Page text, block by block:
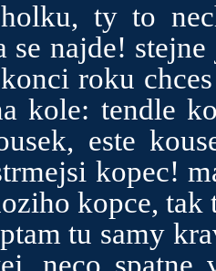
ty to
se najde!
roku
kole: tendle
este
kopec!
kopce,
tu samy